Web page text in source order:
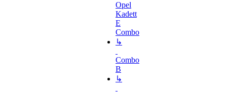
Opel
Kadett
E
Combo
↳
Combo
B
↳